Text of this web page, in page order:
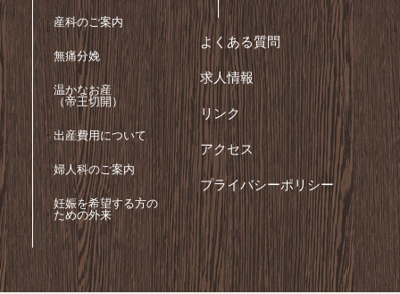
産科のご案内
無痛分娩
温かなお産
（帝王切開）
出産費用について
婦人科のご案内
妊娠を希望する方の
ための外来
よくある質問
求人情報
リンク
アクセス
プライバシーポリシー